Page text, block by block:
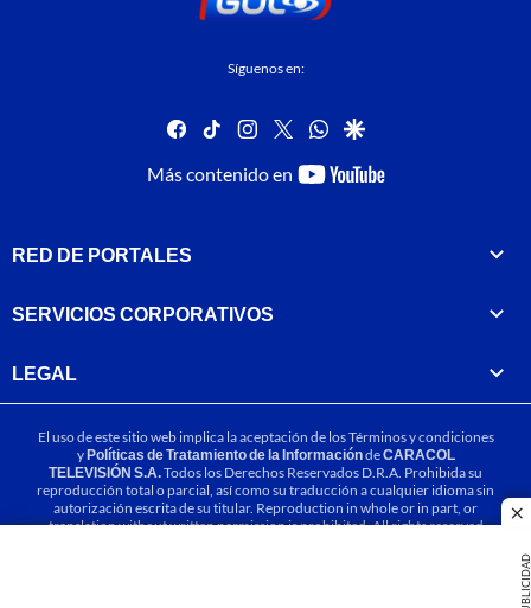
PUBLICIDAD
Síguenos en:
facebook
tiktok instagram
twitterwhatsapp
google
Más contenido en
youtube-
RED DE PORTALES
SERVICIOS CORPORATIVOS
LEGAL
El uso de este sitio web implica la aceptación de losTérminos y condiciones
yPolíticas de Tratamiento de la InformacióndeCARACOL
TELEVISIÓN S.A.Todos los Derechos Reservados D.R.A. Prohibida su
reproducción total o parcial, así como su traducción a cualquier idioma sin
autorización escrita de su titular. Reproduction in whole or in part, or
translation without written permission is prohibited. All rights reserved